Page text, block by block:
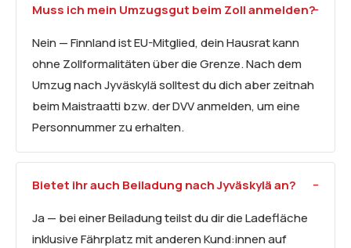
Muss ich mein Umzugsgut beim Zoll anmelden?
Nein — Finnland ist EU-Mitglied, dein Hausrat kann
ohne Zollformalitäten über die Grenze. Nach dem
Umzug nach Jyväskylä solltest du dich aber zeitnah
beim Maistraatti bzw. der DVV anmelden, um eine
Personnummer zu erhalten.
Bietet ihr auch Beiladung nach Jyväskylä an?
Ja — bei einer Beiladung teilst du dir die Ladefläche
inklusive Fährplatz mit anderen Kund:innen auf